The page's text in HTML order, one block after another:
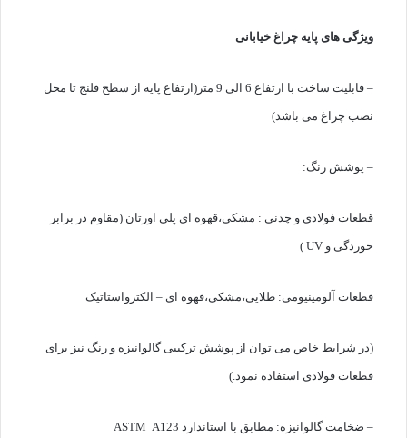
ویژگی های پایه چراغ خیابانی
– قابلیت ساخت با ارتفاع 6 الی 9 متر(ارتفاع پایه از سطح فلنج تا محل
نصب چراغ می باشد)
– پوشش رنگ:
قطعات فولادی و چدنی : مشکی،قهوه ای پلی اورتان (مقاوم در برابر
خوردگی و UV )
قطعات آلومینیومی: طلایی،مشکی،قهوه ای – الکترواستاتیک
(در شرایط خاص می توان از پوشش ترکیبی گالوانیزه و رنگ نیز برای
قطعات فولادی استفاده نمود.)
– ضخامت گالوانیزه: مطابق با استاندارد ASTM A123